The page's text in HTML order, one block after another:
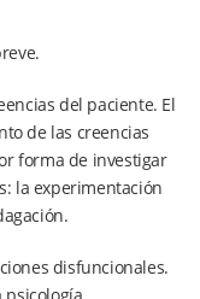
del paciente. El
de las creencias
forma de investigar
la experimentación
disfuncionales.